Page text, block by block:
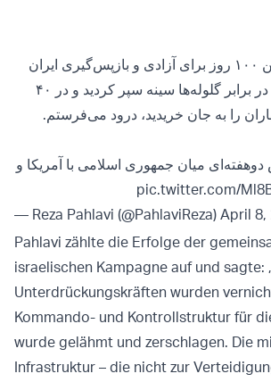
به همه شما که در این ۱۰۰ روز برای آزادی و بازپس‌گیری ایران
ایستادید؛ با فداکاری در برابر گلوله‌ها سینه سپر کردید و در ۴۰
را به جان خریدید، درود می‌فرستم.
میان جمهوری اسلامی با آمریکا و
pic.twitter.com/
— Reza Pahlavi (@PahlaviReza) April 8,
Pahlavi zählte die Erfolge der
israelischen Kampagne auf und sagte:
Unterdrückungskräften wurden
Kommando- und Kontrollstruktur für
wurde gelähmt und zerschlagen. Die
Infrastruktur – die nicht zur